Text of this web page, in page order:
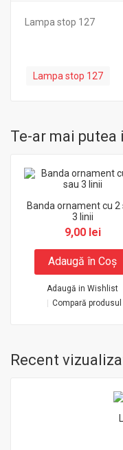
Lampa stop 127
Lampa stop 127
Te-ar mai putea
Banda ornament cu 2
3 linii
9,00 lei
Adaugă în Coş
Adaugă in Wishlist
Compară produsul
Recent